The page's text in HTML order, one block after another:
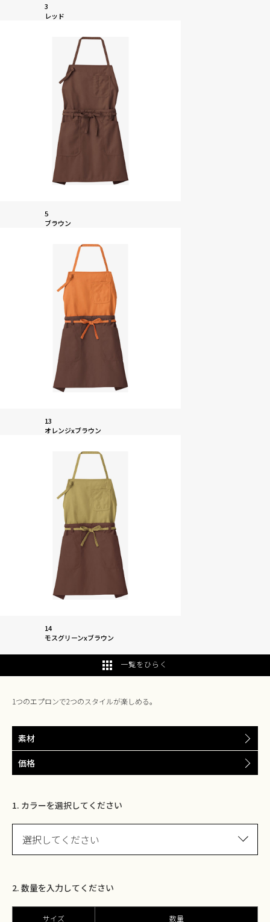
3
レッド
5
ブラウン
13
オレンジxブラウン
14
モスグリーンxブラウン
一覧をひらく
1つのエプロンで2つのスタイルが楽しめる。
素材
価格
1. カラーを選択してください
選択してください
2. 数量を入力してください
サイズ 数量